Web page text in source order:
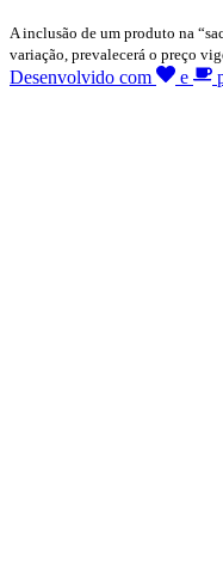
A inclusão de um produto na
variação, prevalecerá o preço
Desenvolvido com e